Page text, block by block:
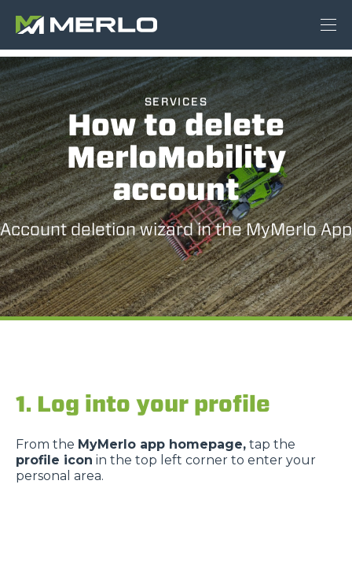
SERVICES
How to delete
MerloMobility
account
Account deletion wizard in the MyMerlo App
1. Log into your profile
From the MyMerlo app homepage, tap the
profile icon in the top left corner to enter your
personal area.